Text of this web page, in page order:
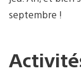
septembre !